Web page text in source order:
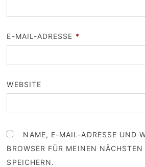
E-MAIL-ADRESSE *
WEBSITE
NAME, E-MAIL-ADRESSE UND
BROWSER FÜR MEINEN
SPEICHERN.